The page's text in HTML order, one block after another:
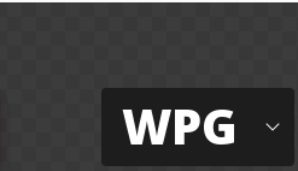
WPG